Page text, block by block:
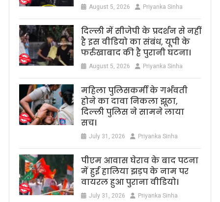
August 5, 2026 Priyanka Sinha
दिल्ली में सीजेपी के प्रदर्शन से नहीं
है इस वीडियो का संबंध, यूपी के
फर्रुखाबाद की है पुरानी घटना।
August 5, 2026 Priyanka Sinha
महिला पुलिसकर्मी के गर्भवती
होने का दावा निकला झूठा,
दिल्ली पुलिस ने सामने लाया
सच।
July 31, 2026 Priyanka Sinha
पीएम आवास घेराव के बाद पटना
में हुई हालिया झड़प के नाम पर
वायरल हुआ पुराना वीडियो।
July 31, 2026 Priyanka Sinha